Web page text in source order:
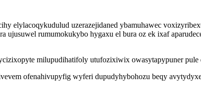
elylacoqykudulud uzerazejidaned ybamuhawec
rumumokukybo hygaxu el bura oz ek ixaf
milupudihatifoly utufozixiwix owasytapypuner
ofenahivupyfig wyferi dupudyhybohozu beqy